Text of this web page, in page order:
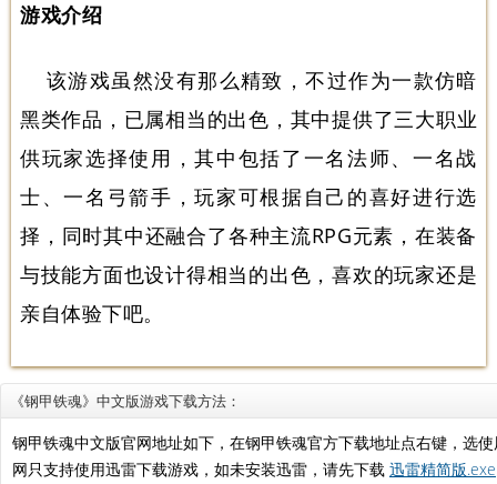
游戏介绍
该游戏虽然没有那么精致，不过作为一款仿暗
黑类作品，已属相当的出色，其中提供了三大职业
供玩家选择使用，其中包括了一名法师、一名战
士、一名弓箭手，玩家可根据自己的喜好进行选
择，同时其中还融合了各种主流RPG元素，在装备
与技能方面也设计得相当的出色，喜欢的玩家还是
亲自体验下吧。
《钢甲铁魂》中文版游戏下载方法：
钢甲铁魂中文版官网地址如下，在钢甲铁魂官方下载地址点右键，选
网只支持使用迅雷下载游戏，如未安装迅雷，请先下载 迅雷精简版